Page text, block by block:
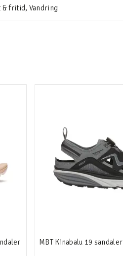
& fritid, Vandring
MBT Kinabalu 19 sandaler